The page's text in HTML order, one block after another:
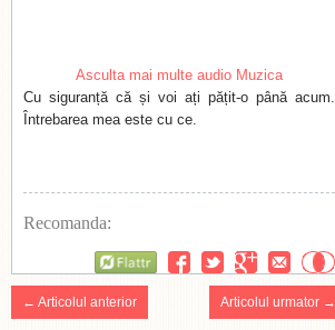
Asculta mai multe audio Muzica
Cu siguranță că și voi ați pățit-o până acum.
Întrebarea mea este cu ce.
Recomanda:
← Articolul anterior Articolul urmator →